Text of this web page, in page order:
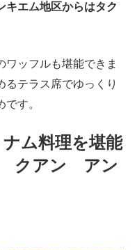
キエム地区からはタク
ワッフルも堪能できま
るテラス席でゆっくり
す。
ナム料理を堪能
クアン アン